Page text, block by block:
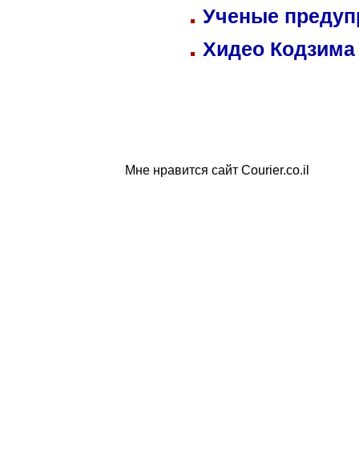
Ученые
Хидео
Мне нравится сайт Courier.co.il